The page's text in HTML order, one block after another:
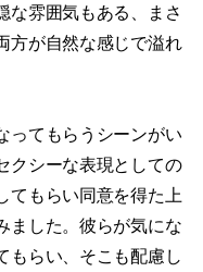
な雰囲気もある、まさ
方が自然な感じで溢れ
ってもらうシーンがい
クシーな表現としての
てもらい同意を得た上
ました。彼らが気にな
もらい、そこも配慮し